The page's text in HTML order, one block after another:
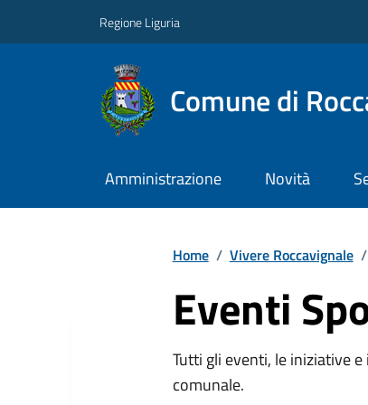
Regione Liguria
Comune di
Amministrazione Novità
Home / Vivere Roccavignale /
Eventi
Tutti gli eventi, le iniziative
comunale.